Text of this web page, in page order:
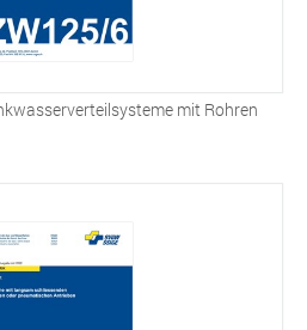
mit Rohren